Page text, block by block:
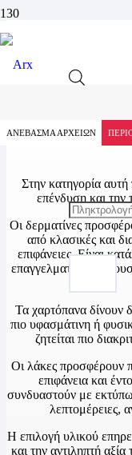
ΑΝΕΒΑΣΜΑ ΑΡΧΕΙΩΝ
Δερματίνες –
Στην κατηγορία αυτή
επένδυση και
Οι δερματίνες
από κλασικές και
επιφάνειες. Είναι
επαγγελματικές
Τα χαρτόπανα δίνουν
πιο υφασμάτινη ή
ζητείται πιο
Οι λάκες προσφέρουν
επιφάνεια και
συνδυαστούν με
λεπτομέρειες,
Η επιλογή υλικού
και την αντιληπτή